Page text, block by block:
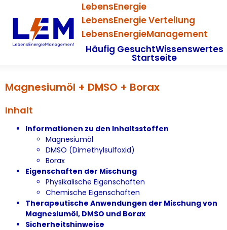
LebensEnergie
LebensEnergie Verteilung
LebensEnergieManagement
Häufig GesuchtWissenswertes
Startseite
Magnesiumöl + DMSO + Borax
Inhalt
Informationen zu den Inhaltsstoffen
Magnesiumöl
DMSO (Dimethylsulfoxid)
Borax
Eigenschaften der Mischung
Physikalische Eigenschaften
Chemische Eigenschaften
Therapeutische Anwendungen der Mischung von
Magnesiumöl, DMSO und Borax
Sicherheitshinweise